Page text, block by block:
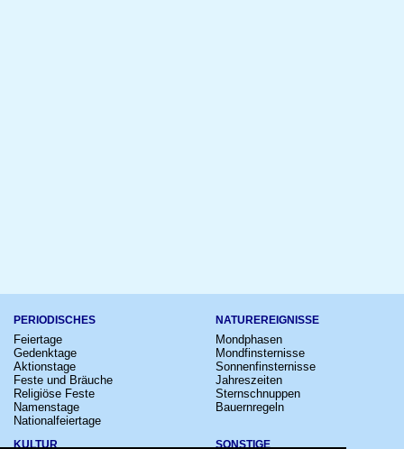
PERIODISCHES
Feiertage
Gedenktage
Aktionstage
Feste und Bräuche
Religiöse Feste
Namenstage
Nationalfeiertage
NATUREREIGNISSE
Mondphasen
Mondfinsternisse
Sonnenfinsternisse
Jahreszeiten
Sternschnuppen
Bauernregeln
KULTUR SONSTIGE